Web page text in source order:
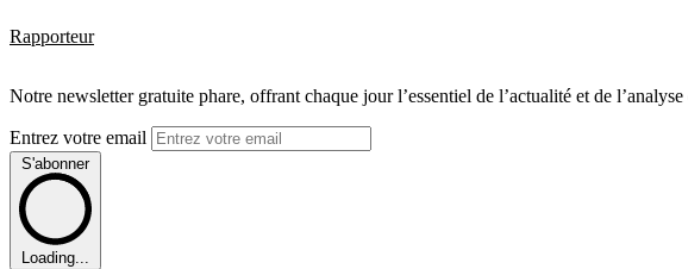
Rapporteur
Notre newsletter gratuite phare, offrant chaque jour l’essentiel de l’actualité et de
Entrez votre email
S'abonner
Loading...